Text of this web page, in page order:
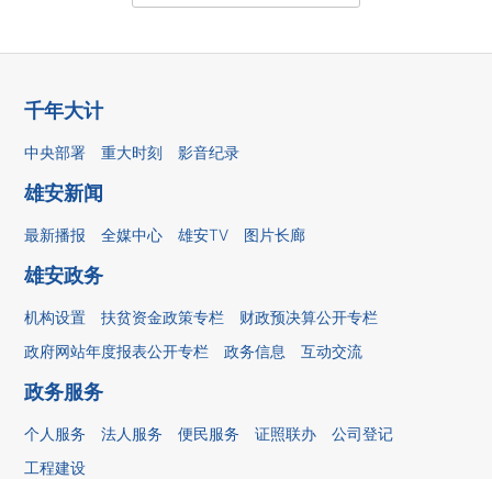
千年大计
中央部署 重大时刻 影音纪录
雄安新闻
最新播报 全媒中心 雄安TV 图片长廊
雄安政务
机构设置 扶贫资金政策专栏
财政预决算公开专栏
政府网站年度报表公开专栏
政务信息 互动交流
政务服务
个人服务 法人服务 便民服务 证照联办
公司登记
工程建设